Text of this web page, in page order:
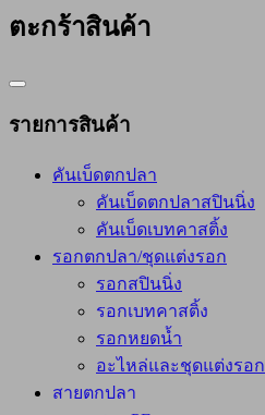
ตะกร้าสินค้า
Catalog
รายการสินค้า
คันเบ็ดตกปลา
คันเบ็ดตกปลาสปินนิ่ง
คันเบ็ดเบทคาสติ้ง
รอกตกปลา/ชุดแต่งรอก
รอกสปินนิ่ง
รอกเบทคาสติ้ง
รอกหยดน้ำ
อะไหล่และชุดแต่งรอก
สายตกปลา